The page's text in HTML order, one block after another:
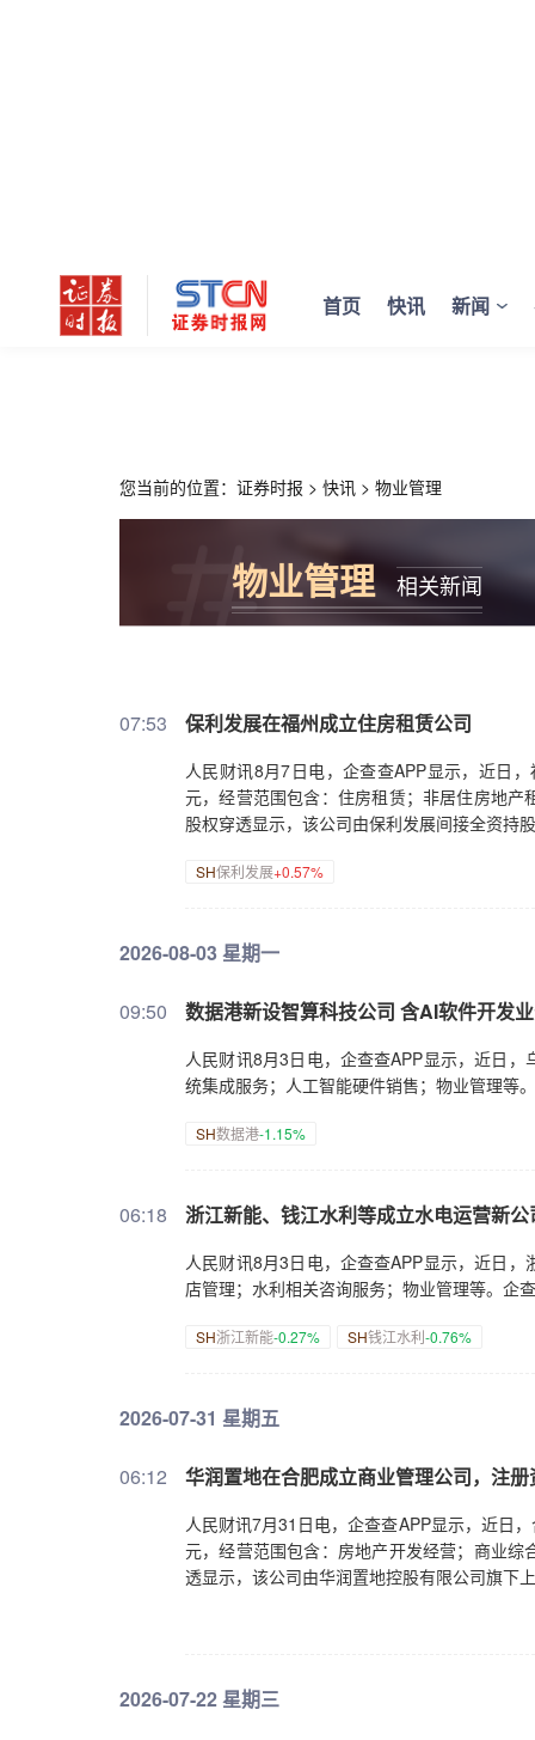
首页 快讯 新闻
您当前的位置： 证券时报 > 快讯 > 物业管理
物业管理 相关新闻
07:53 保利发展在福州成立住房租赁公司
人民财讯8月7日电，企查查APP显示，近日
元，经营范围包含：住房租赁；非居住房地
股权穿透显示，该公司由保利发展间接全资持
SH保利发展+0.57%
2026-08-03 星期一
09:50 数据港新设智算科技公司 含AI软件开发
人民财讯8月3日电，企查查APP显示，近日
统集成服务；人工智能硬件销售；物业管理等
SH数据港-1.15%
06:18 浙江新能、钱江水利等成立水电运营新公
人民财讯8月3日电，企查查APP显示，近日
店管理；水利相关咨询服务；物业管理等。企
SH浙江新能-0.27% SH钱江水利-0.76%
2026-07-31 星期五
06:12 华润置地在合肥成立商业管理公司，注
人民财讯7月31日电，企查查APP显示，近日
元，经营范围包含：房地产开发经营；商业
透显示，该公司由华润置地控股有限公司旗下
2026-07-22 星期三